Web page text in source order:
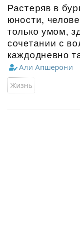
Растеряв в
юности,
только умом,
сочетании с
каждодневно
Али Апшерони
Жизнь